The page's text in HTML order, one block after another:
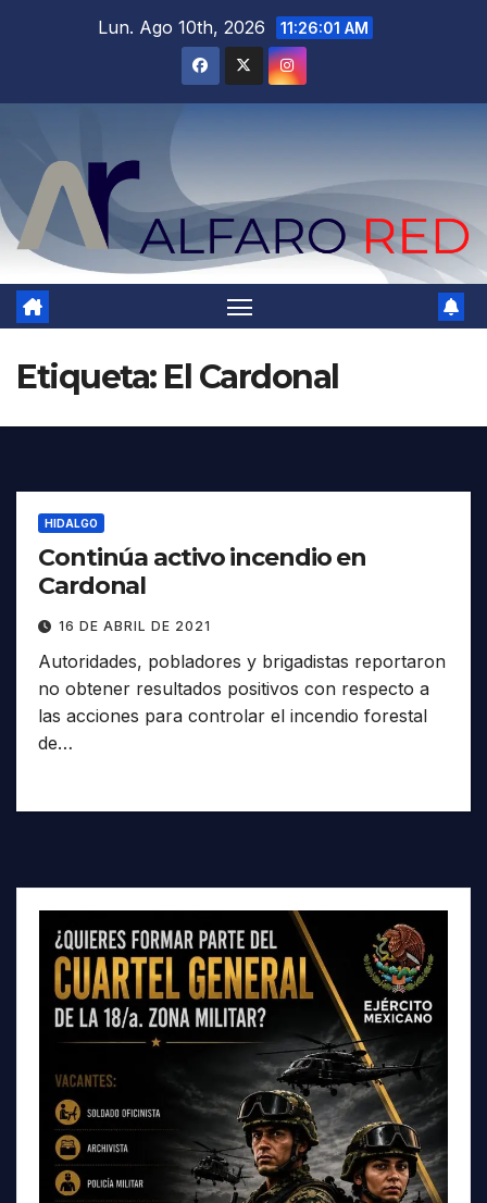
Lun. Ago 10th, 2026 11:26:02 AM
Etiqueta: El Cardonal
HIDALGO
Continúa activo incendio en
Cardonal
16 DE ABRIL DE 2021
Autoridades, pobladores y brigadistas reportaron
no obtener resultados positivos con respecto a
las acciones para controlar el incendio forestal
de…